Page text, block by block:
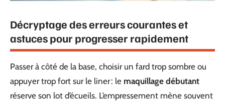
Décryptage des erreurs courantes et
astuces pour progresser rapidement
Passer à côté de la base, choisir un fard trop sombre ou
appuyer trop fort sur le liner : le maquillage débutant
réserve son lot d’écueils. L’empressement mène souvent